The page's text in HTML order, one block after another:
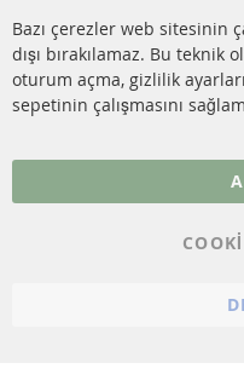
SSS
Daha fazla link
Veri koruma
Genel Çalışma Koşulları
Bazı çerezler web sitesinin
dışı bırakılamaz. Bu
oturum açma, gizlilik
sepetinin çalışmasını